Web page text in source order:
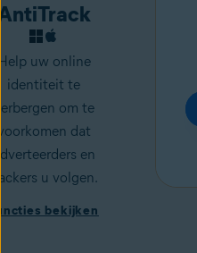
uw online
identiteit te
om te
dat
en
u volgen.
bekijken